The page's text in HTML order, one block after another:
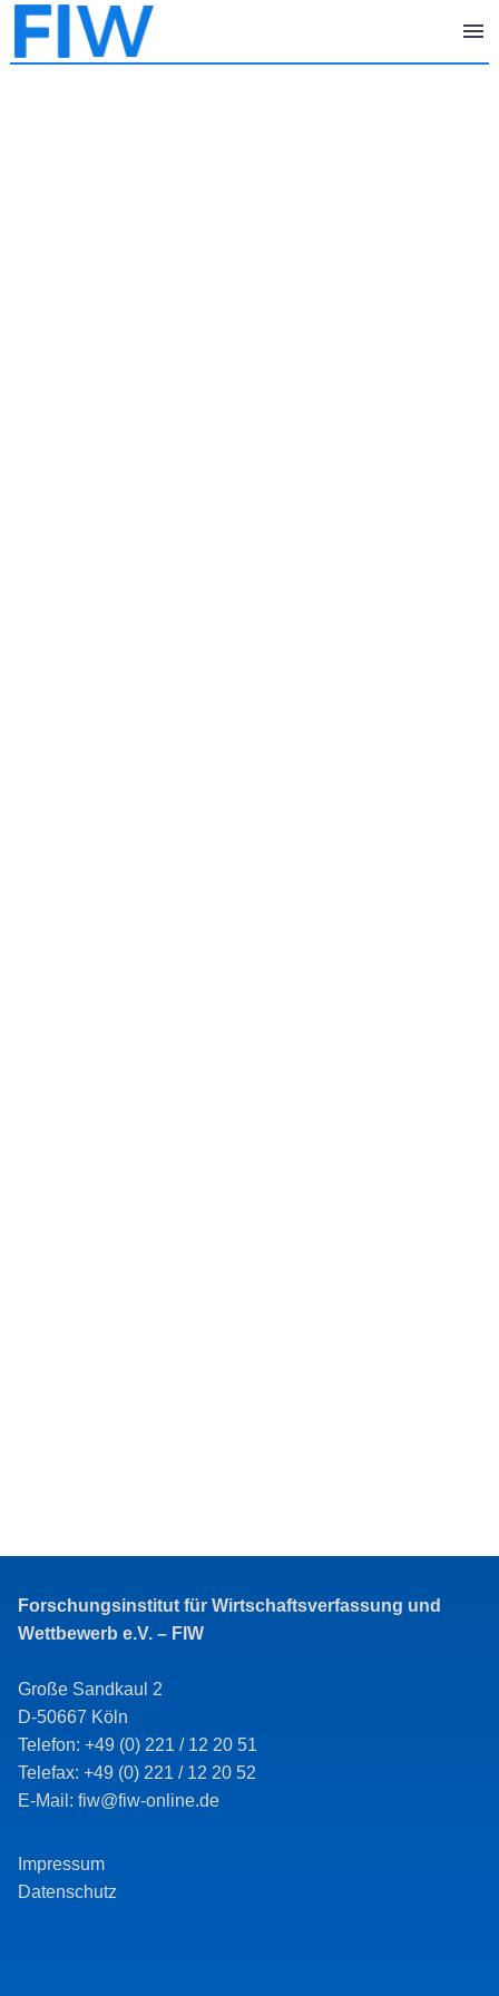
Forschungsinstitut für Wirtschaftsverfassung und
Wettbewerb e.V. – FIW
Große Sandkaul 2
D-50667 Köln
Telefon: +49 (0) 221 / 12 20 51
Telefax: +49 (0) 221 / 12 20 52
E-Mail: fiw@fiw-online.de
Impressum
Datenschutz